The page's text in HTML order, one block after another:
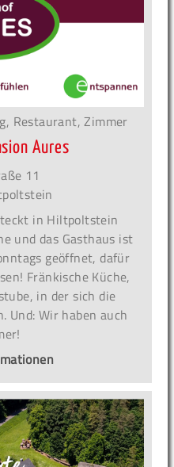
Restaurant, Zimmer
Aures
11
in Hiltpoltstein
und das Gasthaus ist
geöffnet, dafür
Fränkische Küche,
in der sich die
Und: Wir haben auch